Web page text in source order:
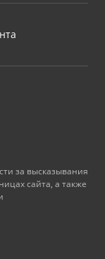
за высказывания
сайта, а также